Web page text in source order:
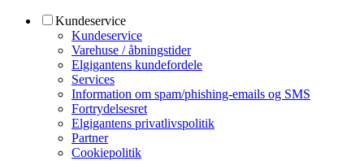
Kundeservice
Kundeservice
Varehuse / åbningstider
Elgigantens kundefordele
Services
Information om spam/phishing-emails og SMS
Fortrydelsesret
Elgigantens privatlivspolitik
Partner
Cookiepolitik